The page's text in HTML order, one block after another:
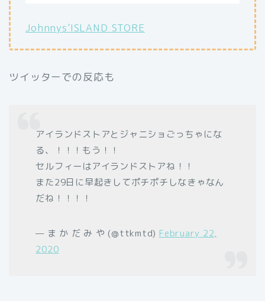
Johnnys’ISLAND STORE
ツイッターでの反応も
アイランドストアとジャニショごっちゃにな
る、！！！もう！！
セルフィーはアイランドストアね！！
また29日に早起きしてポチポチしなきゃなん
だね！！！！
— ま か だ み や (@ttkmtd) February 22,
2020